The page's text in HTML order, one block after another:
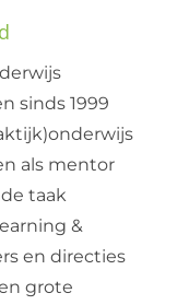
sinds 1999
als mentor
taak
&
en directies
grote